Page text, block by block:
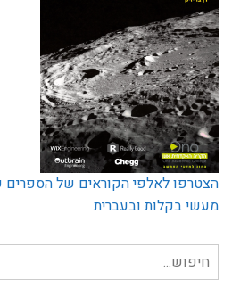
הצטרפו לאלפי הקוראים של
מעשי בקלות ובעברית
חיפוש
עבור: